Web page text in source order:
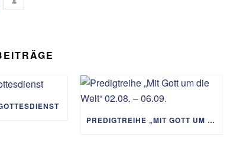
PREDIGTREIHE „MIT GOTT UM DIE WELT“ 02.08. – 06.09.